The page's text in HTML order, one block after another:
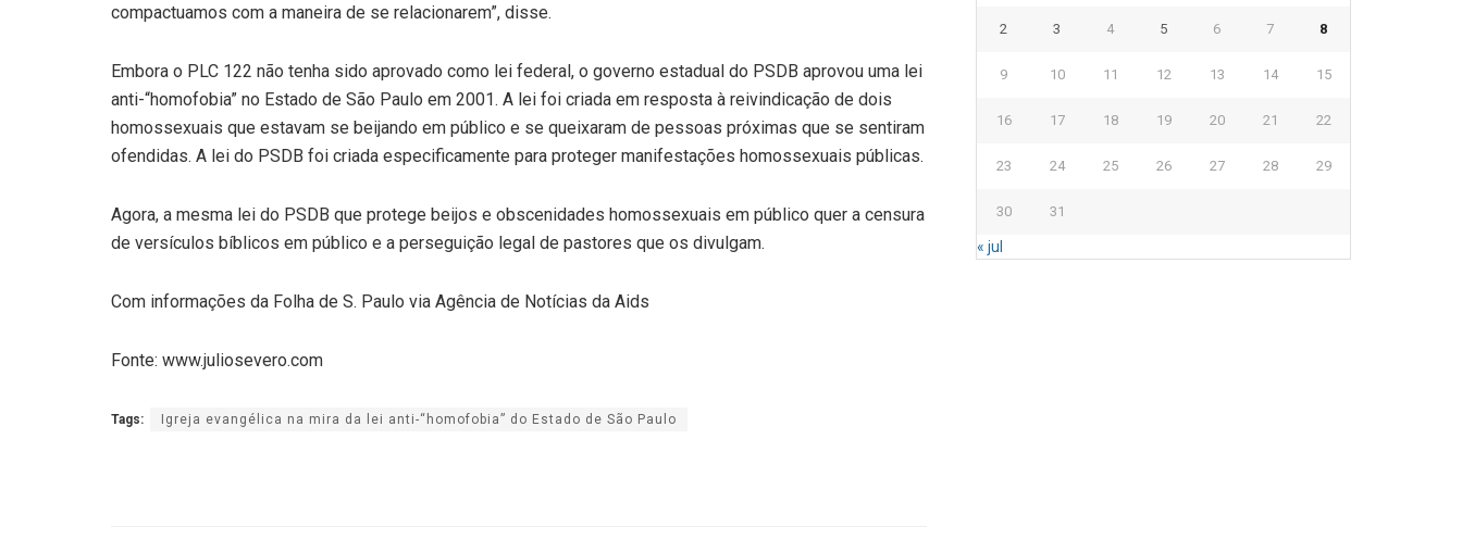
compactuamos com a maneira de se relacionarem”, disse.
Embora o PLC 122 não tenha sido aprovado como lei federal, o governo estadual do PSDB aprovou uma lei
anti-“homofobia” no Estado de São Paulo em 2001. A lei foi criada em resposta à reivindicação de dois
homossexuais que estavam se beijando em público e se queixaram de pessoas próximas que se sentiram
ofendidas. A lei do PSDB foi criada especificamente para proteger manifestações homossexuais públicas.
Agora, a mesma lei do PSDB que protege beijos e obscenidades homossexuais em público quer a censura
de versículos bíblicos em público e a perseguição legal de pastores que os divulgam.
Com informações da Folha de S. Paulo via Agência de Notícias da Aids
Fonte: www.juliosevero.com
Tags: Igreja evangélica na mira da lei anti-“homofobia” do Estado de São Paulo
2 3 4 5 6 7 8
9 10 11 12 13 14 15
16 17 18 19 20 21 22
23 24 25 26 27 28 29
30 31
« jul